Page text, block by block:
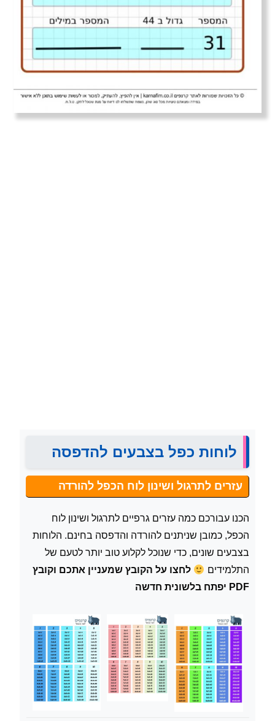
לוחות כפל בצבעים להדפסה
עזרים לתרגול ושינון לוח הכפל להורדה
הכנו עבורכם כמה עזרים גרפיים לתרגול ושינון לוח
הכפל, כמובן שניתנים להורדה והדפסה בחינם. הלוחות
בצבעים שונים, כדי שנוכל לקלוע טוב יותר לטעם של
התלמידים
לחצו על הקובץ שמעניין אתכם וקובץ
PDF יפתח בלשונית חדשה